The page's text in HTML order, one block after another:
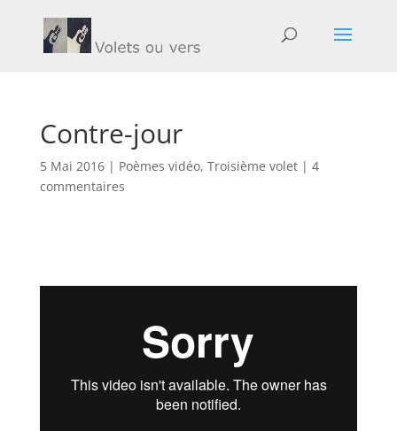
Contre-jour
5 Mai 2016| Poèmes vidéo, Troisième volet| 4
commentaires